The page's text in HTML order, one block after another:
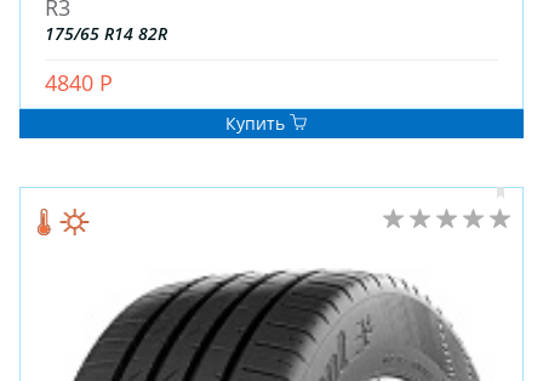
ДИСКИ
R3
175/65 R14 82R
4840 Р
Купить